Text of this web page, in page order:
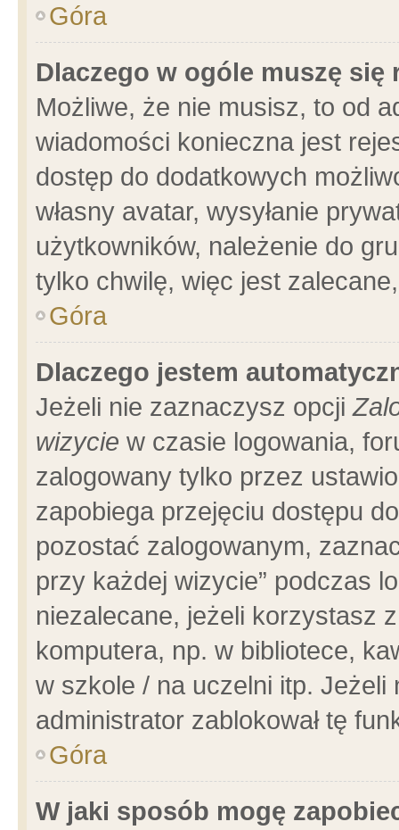
Góra
Dlaczego w ogóle muszę się
Możliwe, że nie musisz, to od
wiadomości konieczna jest
dostęp do dodatkowych
własny avatar, wysyłanie
użytkowników, należenie do
tylko chwilę, więc jest
Góra
Dlaczego jestem
Jeżeli nie zaznaczysz opcji
wizycie w czasie logowania,
zalogowany tylko przez
zapobiega przejęciu dostępu
pozostać zalogowanym,
przy każdej wizycie” podczas
niezalecane, jeżeli korzystasz
komputera, np. w bibliotece,
w szkole / na uczelni itp.
administrator zablokował tę
Góra
W jaki sposób mogę